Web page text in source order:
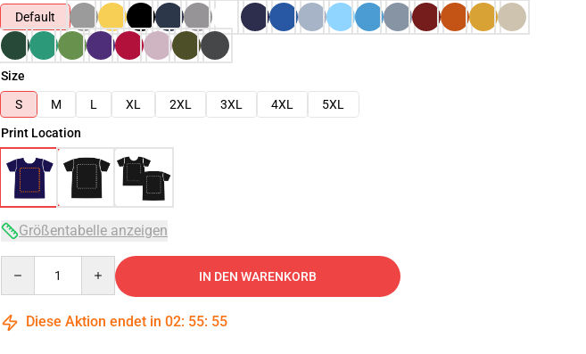
Default
Size
S
M L XL 2XL 3XL 4XL
5XL
Print Location
Größentabelle anzeigen
IN DEN WARENKORB
Diese Aktion endet in 02: 55: 54